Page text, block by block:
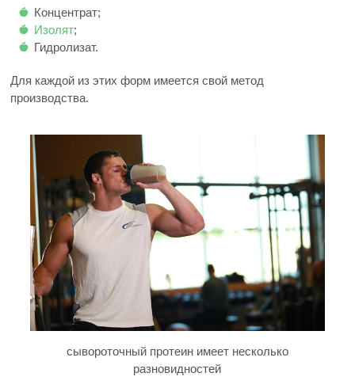
Концентрат;
Изолят;
Гидролизат.
Для каждой из этих форм имеется свой метод
производства.
сывороточный протеин имеет несколько
разновидностей